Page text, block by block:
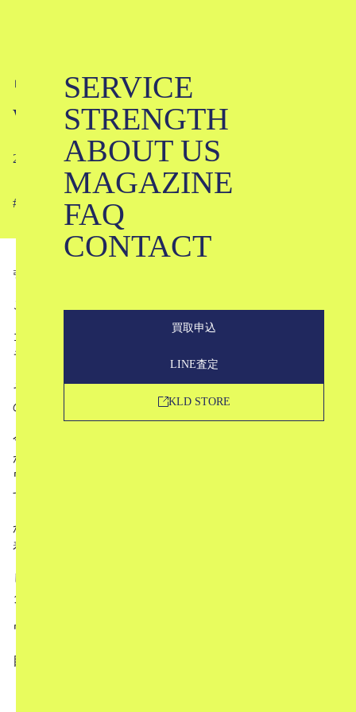
SERVICE
STRENGTH
ABOUT US
MAGAZINE
FAQ
CONTACT
買取申込
LINE査定
KLD STORE
ワコマリアのアロハシャツ大図鑑｜
WACKOMARIA
2022-08-01
#
引用：
こんにちは。ブランド古着のKLDです。
ゴリゴリに男らしい色気のあるデザインの服が大人気のブ
ランド、WACKOMARIA（ワコマリア）。
その中でも特に人気でブランドの看板アイテムともいえる
のが、アロハシャツではないでしょうか。
今回は、そんなワコマリアのアロハシャツってどんなもの
があるの？という疑問に答えるべく、数多く展開している
ワコマリアのアロハシャツを網羅的にご紹介していきま
す。
かなりのボリュームにはなりますが、必ずお気に入りの一
着が見つかるはず。
じっくり全て読むもよし、もくじから気になるアイテムを
タップして見に行くもよし。
ワコマリアのアロハシャツの世界をぜひご堪能ください！
目次